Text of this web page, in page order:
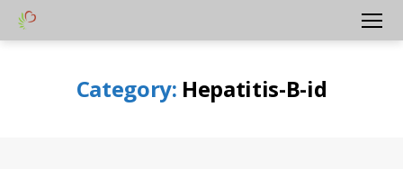
Yayasan
Menu
Category: Hepatitis-B-id